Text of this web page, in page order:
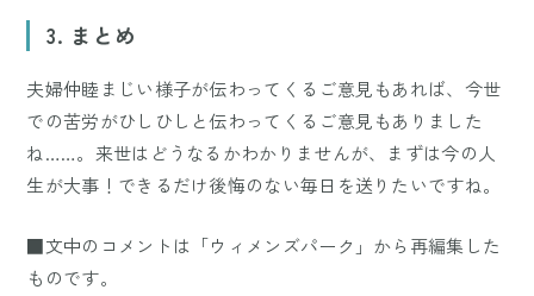
3. まとめ
夫婦仲睦まじい様子が伝わってくるご意見もあれば、今世
での苦労がひしひしと伝わってくるご意見もありました
ね……。来世はどうなるかわかりませんが、まずは今の人
生が大事！できるだけ後悔のない毎日を送りたいですね。
■文中のコメントは「ウィメンズパーク」から再編集した
ものです。